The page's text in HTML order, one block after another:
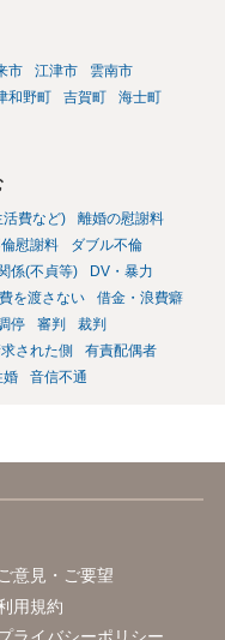
ます。 なお、ご自身が離
思いますので、ご注意く
に破綻していたことや、
主張することもあります
の場合にそれらの主張が
自体が無効になり得ます
序良俗に反するほど高額
妥当かどうかというより
でお考えいただくといい
は、相手も納得できるか
ご記載の内容からは判断
いで合意することはリス
清算条項を記載するべき
問に対する回答は以上で
市 江津市
雲南市
和野町 吉賀町
海士町
費など)
離婚の慰謝料
慰謝料
ダブル不倫
係(不貞等)
DV・暴力
を渡さない
借金・浪費癖
停 審判
裁判
された側
有責配偶者
婚 音信不通
ご意見・ご要望
用規約